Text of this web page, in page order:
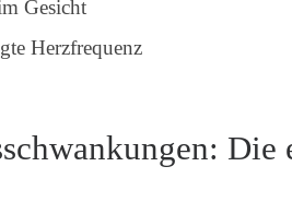
Gesicht
Herzfrequenz